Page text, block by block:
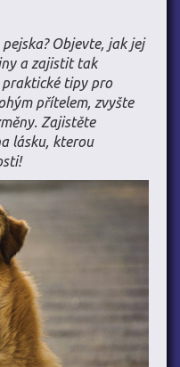
Objevte, jak jej
a zajistit tak
praktické tipy pro
přítelem, zvyšte
Zajistěte
lásku, kterou